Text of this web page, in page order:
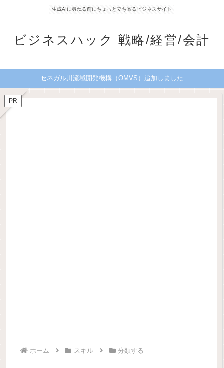
生成AIに尋ねる前にちょっと立ち寄るビジネスサイト
ビジネスハック 戦略/経営/会計
セネガル川流域開発機構（OMVS）追加しました
PR
ホーム スキル 分類する